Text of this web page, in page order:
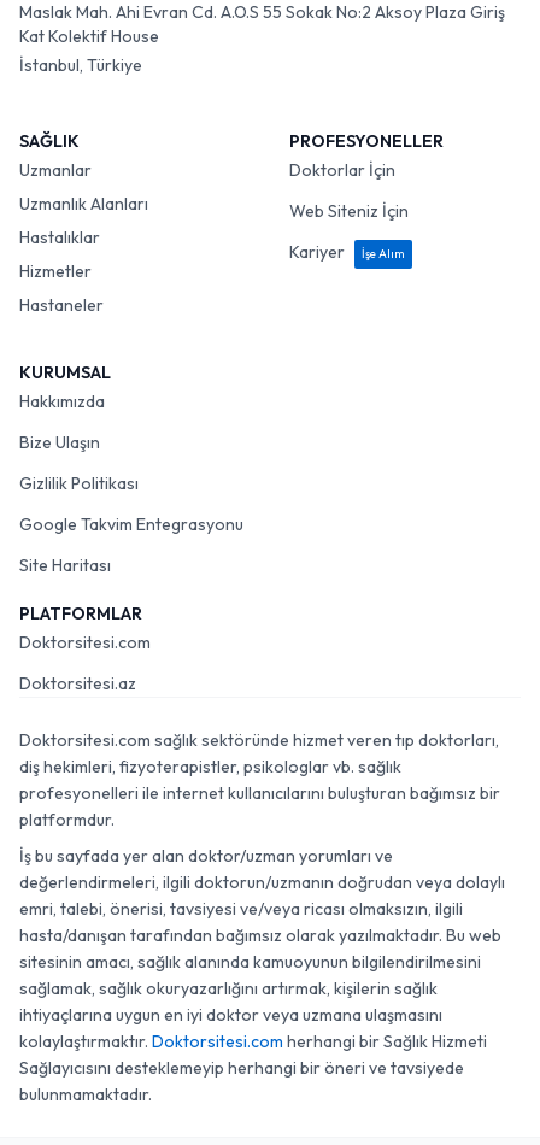
Maslak Mah. Ahi Evran Cd. A.O.S 55 Sokak No:2 Aksoy Plaza Giriş
Kat Kolektif House
İstanbul, Türkiye
SAĞLIK
Uzmanlar
Uzmanlık Alanları
Hastalıklar
Hizmetler
Hastaneler
PROFESYONELLER
Doktorlar İçin
Web Siteniz İçin
Kariyer
İşe Alım
KURUMSAL
Hakkımızda
Bize Ulaşın
Gizlilik Politikası
Google Takvim Entegrasyonu
Site Haritası
PLATFORMLAR
Doktorsitesi.com
Doktorsitesi.az
Doktorsitesi.com sağlık sektöründe hizmet veren tıp doktorları,
diş hekimleri, fizyoterapistler, psikologlar vb. sağlık
profesyonelleri ile internet kullanıcılarını buluşturan bağımsız bir
platformdur.
İş bu sayfada yer alan doktor/uzman yorumları ve
değerlendirmeleri, ilgili doktorun/uzmanın doğrudan veya dolaylı
emri, talebi, önerisi, tavsiyesi ve/veya ricası olmaksızın, ilgili
hasta/danışan tarafından bağımsız olarak yazılmaktadır. Bu web
sitesinin amacı, sağlık alanında kamuoyunun bilgilendirilmesini
sağlamak, sağlık okuryazarlığını artırmak, kişilerin sağlık
ihtiyaçlarına uygun en iyi doktor veya uzmana ulaşmasını
kolaylaştırmaktır. Doktorsitesi.com herhangi bir Sağlık Hizmeti
Sağlayıcısını desteklemeyip herhangi bir öneri ve tavsiyede
bulunmamaktadır.